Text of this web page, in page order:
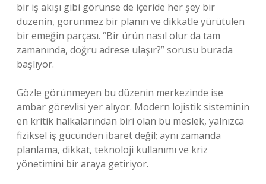
bir iş akışı gibi görünse de içeride her şey bir
düzenin, görünmez bir planın ve dikkatle yürütülen
bir emeğin parçası. “Bir ürün nasıl olur da tam
zamanında, doğru adrese ulaşır?” sorusu burada
başlıyor.
Gözle görünmeyen bu düzenin merkezinde ise
ambar görevlisi yer alıyor. Modern lojistik sisteminin
en kritik halkalarından biri olan bu meslek, yalnızca
fiziksel iş gücünden ibaret değil; aynı zamanda
planlama, dikkat, teknoloji kullanımı ve kriz
yönetimini bir araya getiriyor.